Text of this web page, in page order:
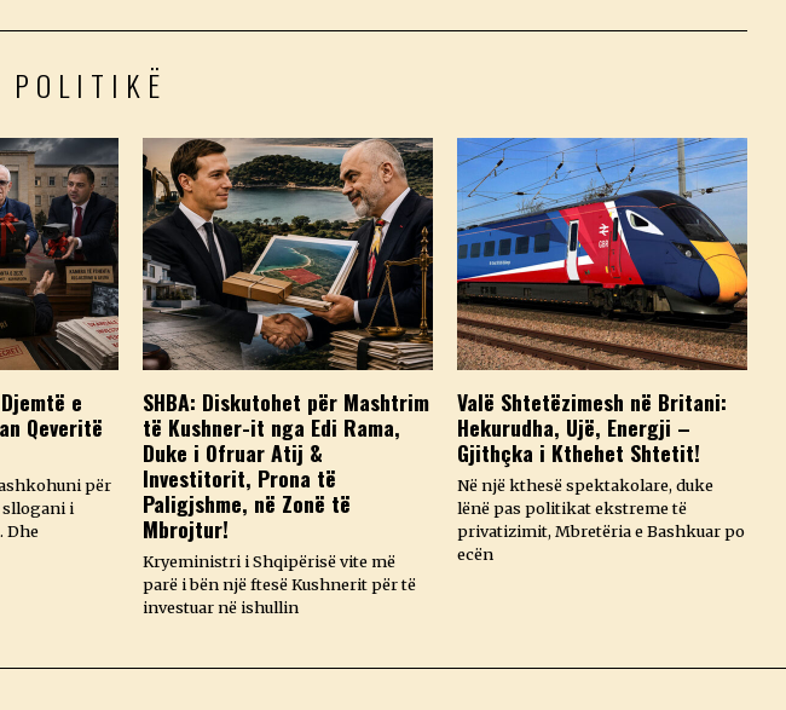
POLITIKË
e
Qeveritë
për
sllogani i
Dhe
SHBA: Diskutohet për Mashtrim
të Kushner-it nga Edi Rama,
Duke i Ofruar Atij &
Investitorit, Prona të
Paligjshme, në Zonë të
Mbrojtur!
Kryeministri i Shqipërisë vite më
parë i bën një ftesë Kushnerit për të
investuar në ishullin
Valë Shtetëzimesh në Britani:
Hekurudha, Ujë, Energji –
Gjithçka i Kthehet Shtetit!
Në një kthesë spektakolare, duke
lënë pas politikat ekstreme të
privatizimit, Mbretëria e Bashkuar po
ecën